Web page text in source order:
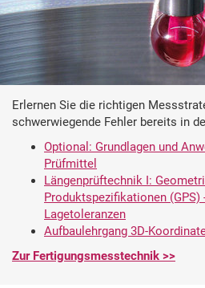
Erlernen Sie die richtigen
schwerwiegende Fehler bereits in
Optional: Grundlagen und
Prüfmittel
Längenprüftechnik I:
Produktspezifikationen (GPS)
Lagetoleranzen
Aufbaulehrgang 3D-
Zur Fertigungsmesstechnik >>